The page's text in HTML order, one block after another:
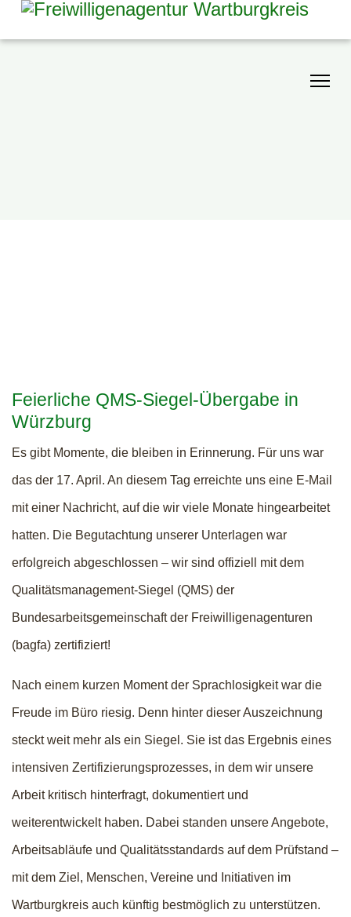
Feierliche QMS-Siegel-Übergabe in
Würzburg
Es gibt Momente, die bleiben in Erinnerung. Für uns war
das der 17. April. An diesem Tag erreichte uns eine E-Mail
mit einer Nachricht, auf die wir viele Monate hingearbeitet
hatten. Die Begutachtung unserer Unterlagen war
erfolgreich abgeschlossen – wir sind offiziell mit dem
Qualitätsmanagement-Siegel (QMS) der
Bundesarbeitsgemeinschaft der Freiwilligenagenturen
(bagfa) zertifiziert!
Nach einem kurzen Moment der Sprachlosigkeit war die
Freude im Büro riesig. Denn hinter dieser Auszeichnung
steckt weit mehr als ein Siegel. Sie ist das Ergebnis eines
intensiven Zertifizierungsprozesses, in dem wir unsere
Arbeit kritisch hinterfragt, dokumentiert und
weiterentwickelt haben. Dabei standen unsere Angebote,
Arbeitsabläufe und Qualitätsstandards auf dem Prüfstand –
mit dem Ziel, Menschen, Vereine und Initiativen im
Wartburgkreis auch künftig bestmöglich zu unterstützen.